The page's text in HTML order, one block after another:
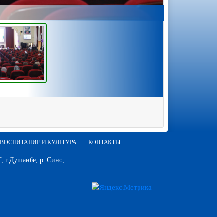
ВОСПИТАНИЕ И КУЛЬТУРА КОНТАКТЫ
г.Душанбе, р. Сино,